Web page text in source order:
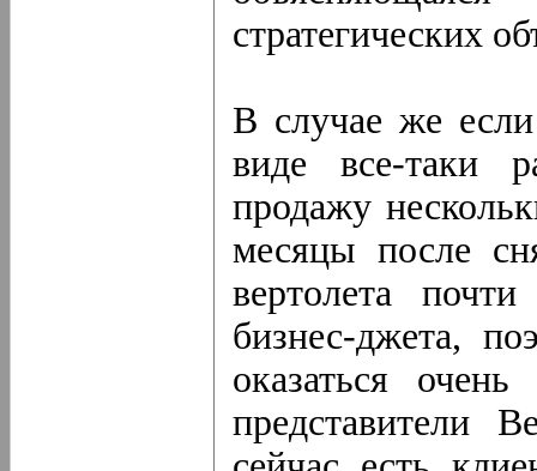
стратегических
В случае же
виде все-таки
продажу
месяцы после
вертолета
бизнес-джета,
оказаться
представители